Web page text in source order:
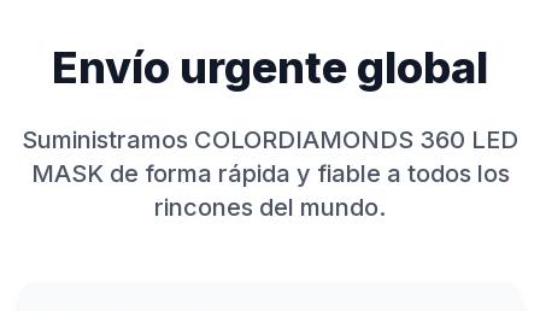
Envío urgente global
Suministramos COLORDIAMONDS 360 LED
MASK de forma rápida y fiable a todos los
rincones del mundo.